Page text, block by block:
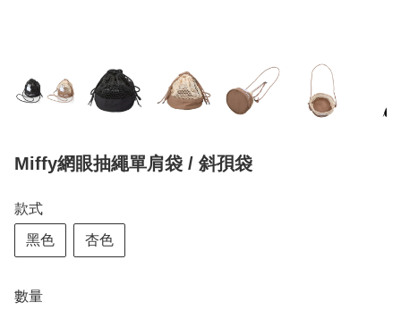
Miffy網眼抽繩單肩袋 / 斜孭袋
款式
黑色 杏色
數量